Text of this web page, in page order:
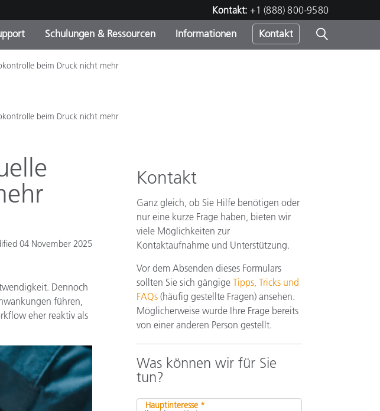
Kontakt: +1 (888) 800-9580
Produkte - Finden
Sonderaktionen
Display & Printer
Food Color Measurement
zu unserem Team
Schulungen & Ressourcen
& Audits
Ressourcen
Informationen Kontakt
beim Druck nicht mehr
beim Druck nicht mehr
04 November 2025
Dennoch
führen,
eher reaktiv als
Kontakt
Ganz gleich, ob Sie Hilfe benötigen oder
nur eine kurze Frage haben, bieten wir
viele Möglichkeiten zur
Kontaktaufnahme und Unterstützung.
Vor dem Absenden dieses Formulars
sollten Sie sich gängige Tipps, Tricks und
FAQs (häufig gestellte Fragen) ansehen.
Möglicherweise wurde Ihre Frage bereits
von einer anderen Person gestellt.
Was können wir für Sie
tun?
Hauptinteresse *